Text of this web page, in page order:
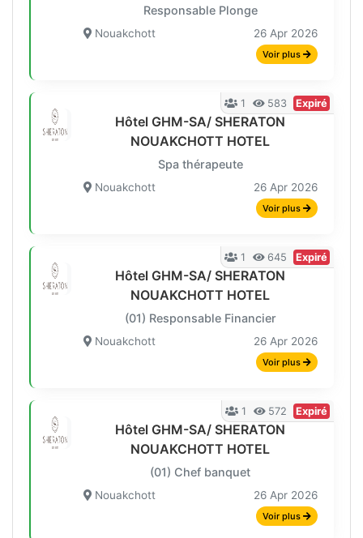
Responsable Plonge
Nouakchott 26 Apr 2026
Voir plus
Hôtel GHM-SA/ SHERATON
NOUAKCHOTT HOTEL
Spa thérapeute
Nouakchott 26 Apr 2026
1 583 Expiré
Voir plus
Hôtel GHM-SA/ SHERATON
NOUAKCHOTT HOTEL
(01) Responsable Financier
Nouakchott 26 Apr 2026
1 645 Expiré
Voir plus
Hôtel GHM-SA/ SHERATON
NOUAKCHOTT HOTEL
(01) Chef banquet
Nouakchott 26 Apr 2026
1 572 Expiré
Voir plus